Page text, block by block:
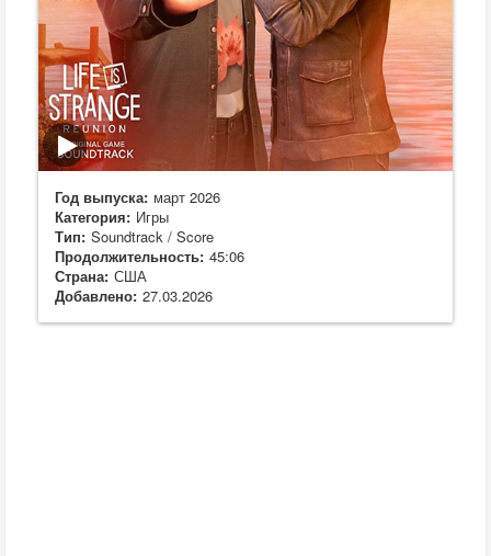
Год выпуска: март 2026
Категория: Игры
Тип: Soundtrack / Score
Продолжительность: 45:06
Страна: США
Добавлено: 27.03.2026